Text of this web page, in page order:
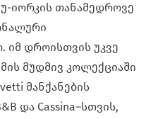
იორკის თანამედროვე
დროისთვის უკვე
მის მუდმივ კოლექციაში
მანქანების
და Cassina–სთვის,